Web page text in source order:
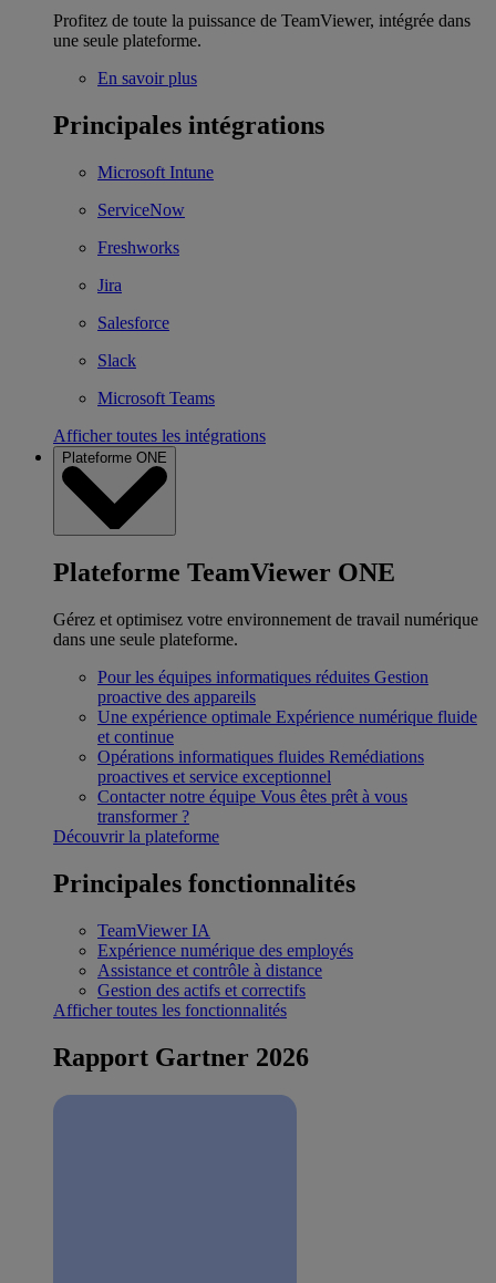
Profitez de toute la puissance de TeamViewer, intégrée dans
une seule plateforme.
En savoir plus
Principales intégrations
Microsoft Intune
ServiceNow
Freshworks
Jira
Salesforce
Slack
Microsoft Teams
Afficher toutes les intégrations
Plateforme ONE
Plateforme TeamViewer ONE
Gérez et optimisez votre environnement de travail numérique
dans une seule plateforme.
Pour les équipes informatiques réduites Gestion
proactive des appareils
Une expérience optimale Expérience numérique fluide
et continue
Opérations informatiques fluides Remédiations
proactives et service exceptionnel
Contacter notre équipe Vous êtes prêt à vous
transformer ?
Découvrir la plateforme
Principales fonctionnalités
TeamViewer IA
Expérience numérique des employés
Assistance et contrôle à distance
Gestion des actifs et correctifs
Afficher toutes les fonctionnalités
Rapport Gartner 2026